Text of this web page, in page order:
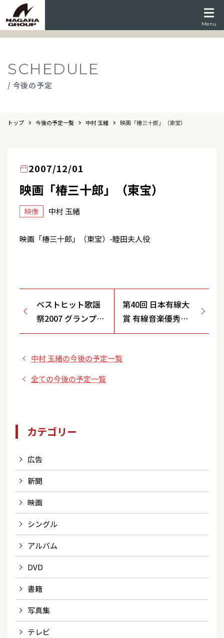
Menu
SCHEDULE
/ 今後の予定
トップ 今後の予定一覧 中村 玉緒 映画「椿三十郎」（東宝）
2007/12/01
映画「椿三十郎」（東宝）
映像 中村 玉緒
映画「椿三十郎」（東宝）-睦田夫人役
ベストヒット歌謡
祭2007 グランプリ
受賞(演歌･歌謡曲
路』
第40回 日本有線大
賞 有線音楽優秀賞
受賞『ひとり薩摩
中村 玉緒の今後の予定一覧
全ての今後の予定一覧
カテゴリー
広告
新聞
映画
シングル
アルバム
DVD
書籍
写真集
テレビ